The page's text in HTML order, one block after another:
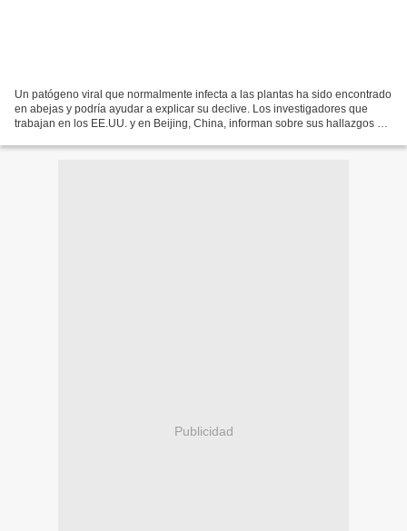
Un patógeno viral que normalmente infecta a las plantas ha sido encontrado
en abejas y podría ayudar a explicar su declive. Los investigadores que
trabajan en los EE.UU. y en Beijing, China, informan sobre sus hallazgos en
Publicidad